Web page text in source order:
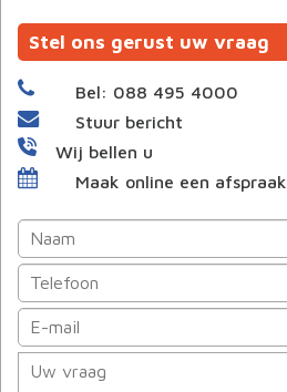
Stel ons gerust uw vraag
Bel: 088 495 4000
Stuur bericht
Wij bellen u
Maak online een afspraak